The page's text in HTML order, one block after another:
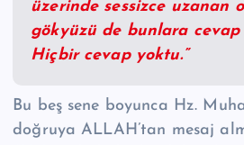
üzerinde sessizce uzanan
gökyüzü de bunlara
Hiçbir cevap yoktu.”
Bu beş sene boyunca Hz.
doğruya ALLAH’tan mesaj